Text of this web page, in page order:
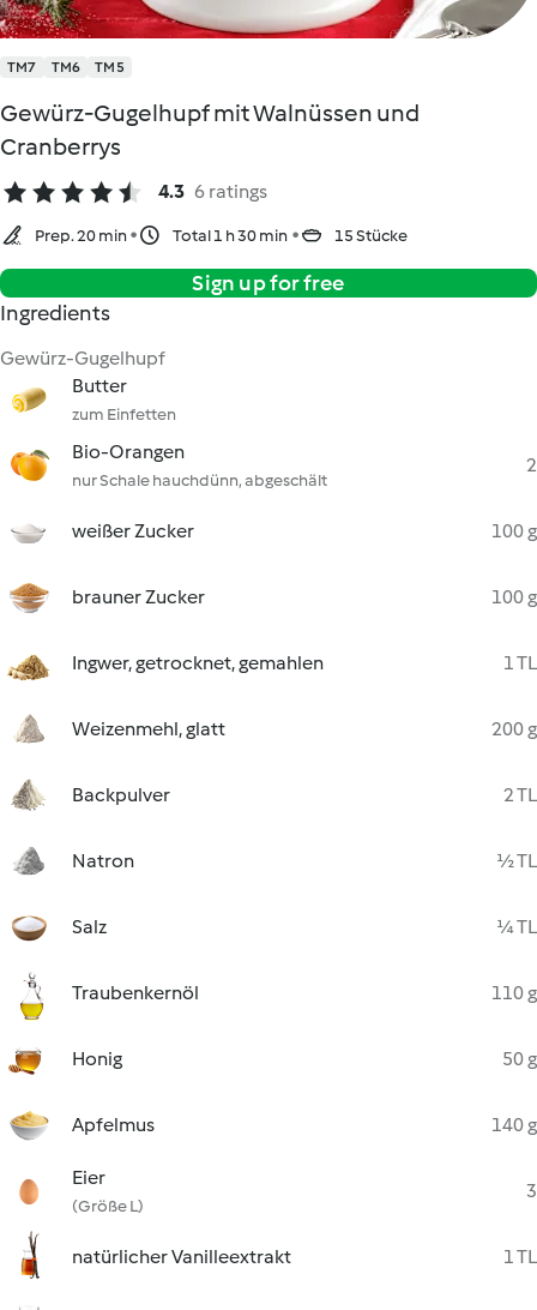
TM7 TM6 TM5
Gewürz-Gugelhupf mit Walnüssen und
Cranberrys
4.3 6 ratings
Prep. 20 min Total 1 h 30 min 15 Stücke
Sign up for free
Ingredients
Gewürz-Gugelhupf
Butter
zum Einfetten
Bio-Orangen
nur Schale hauchdünn, abgeschält
2
weißer Zucker 100 g
brauner Zucker 100 g
Ingwer, getrocknet, gemahlen 1 TL
Weizenmehl, glatt 200 g
Backpulver 2 TL
Natron ½ TL
Salz ¼ TL
Traubenkernöl 110 g
Honig 50 g
Apfelmus 140 g
Eier
(Größe L)
3
natürlicher Vanilleextrakt 1 TL